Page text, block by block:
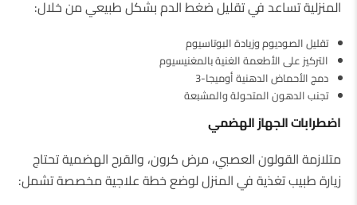
المنزلية تساعد في تقليل ضغط الدم بشكل طبيعي من خلال:
تقليل الصوديوم وزيادة البوتاسيوم
التركيز على الأطعمة الغنية بالمغنيسيوم
دمج الأحماض الدهنية أوميجا-3
تجنب الدهون المتحولة والمشبعة
اضطرابات الجهاز الهضمي
متلازمة القولون العصبي، مرض كرون، والقرح الهضمية تحتاج
زيارة طبيب تغذية في المنزل لوضع خطة علاجية مخصصة تشمل: